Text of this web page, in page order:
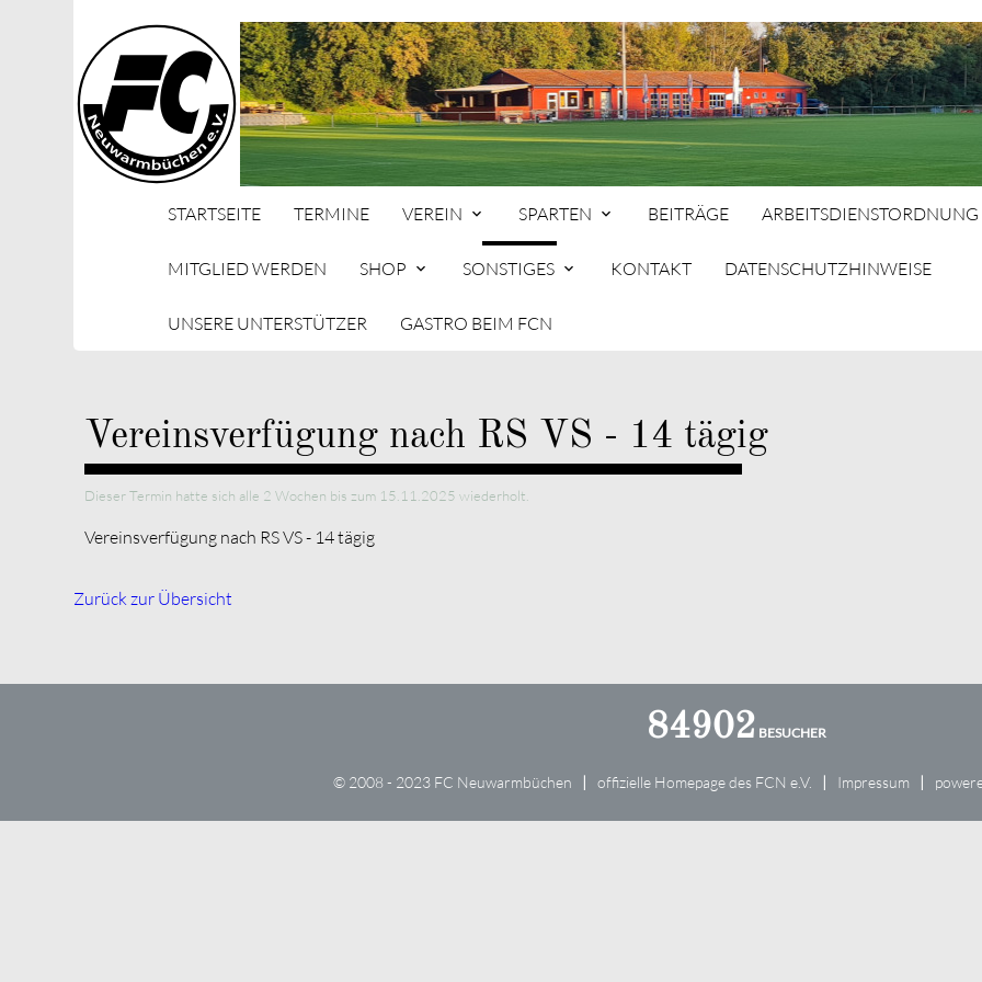
STARTSEITE TERMINE VEREIN SPARTEN BEITRÄGE ARBEITSDIENSTORDNUNG
MITGLIED WERDEN SHOP SONSTIGES KONTAKT DATENSCHUTZHINWEISE
UNSERE UNTERSTÜTZER GASTRO BEIM FCN
Vereinsverfügung nach RS VS - 14 tägig
Dieser Termin hatte sich alle 2 Wochen bis zum 15.11.2025 wiederholt.
Vereinsverfügung nach RS VS - 14 tägig
Zurück zur Übersicht
84902
© 2008 - 2023 FC Neuwarmbüchen offizielle Homepage des FCN e.V. Impressum